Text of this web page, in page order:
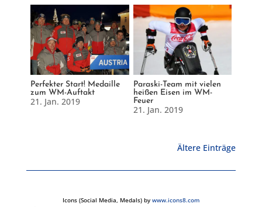
Perfekter Start! Medaille
zum WM-Auftakt
21. Jan. 2019
Paraski-Team mit vielen
heißen Eisen im WM-
Feuer
21. Jan. 2019
Ältere Einträge
Icons (Social Media, Medals) by www.icons8.com